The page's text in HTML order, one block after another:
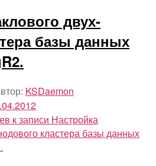
двух-
базы данных
KSDaemon
к записи Настройка
кластера базы данных